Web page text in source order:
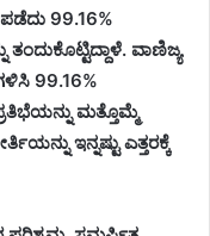
99.16%
ವಾಣಿಜ್ಯ
99.16%
ಮತ್ತೊಮ್ಮೆ
ಇನ್ನಷ್ಟು ಎತ್ತರಕ್ಕೆ